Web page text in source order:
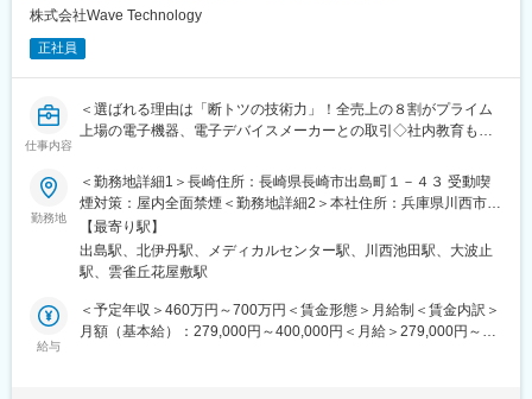
■配属部署：
・課長含めて13名の組織
・課長／男性3名（40代）、主任／男性3名（30～40代）、課員／
男性6名（20～50代）と女性1名（40代）
■当社の魅力：
当社は、主にシェーバー、ヘアケア製品などの理美容機器や毛玉
販売を行っております。
近年、CMにも力を入れいています。企業売上も安定・増加傾向に
あるので売上増を目指し展開中。
CMでは髭剃りの刃を売りとしておりますが、65 年以上培ってき
た製造技術で5 年間替刃交換不要！有名なシェイバーを手掛ける
同社は大きく２つの事業（電力製品と家電製品）があり業績好
調。
株式会社Wave Technology
正社員
仕事内容
＜選ばれる理由は「断トツの技術力」！全売上の８割がプライム
上場の電子機器、電子デバイスメーカーとの取引◇社内教育も手
すべての業務】
下記業務の将来の管理（管理職候補）もしくは技術指導を担って
も
らえる方を募集しています
■電源及び周辺回路の設計・開発・評価／解析
・民生・産業用機器のハードウェア／ソフトウェア開発
・充電器や電源基板の設計・評価
勤務地
＜勤務地詳細1＞長崎住所：長崎県長崎市出島町１－４３ 受動喫
煙対策：屋内全面禁煙＜勤務地詳細2＞本社住所：兵庫県川西市久
代3-13-21 勤務地最寄駅：福知山線／北伊丹駅受動喫煙対策：屋
内全面禁煙変更の範囲：会社の定める事業所
【最寄り駅】
出島駅、北伊丹駅、メディカルセンター駅、川西池田駅、大波止
駅、雲雀丘花屋敷駅
給与
＜予定年収＞460万円～700万円＜賃金形態＞月給制＜賃金内訳＞
月額（基本給）：279,000円～400,000円＜月給＞279,000円～